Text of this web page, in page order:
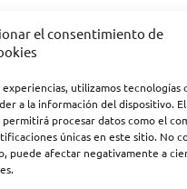
el consentimiento de
utilizamos tecnologías
a la información del dispositivo.
permitirá procesar datos como el
únicas en este sitio. No
puede afectar negativamente a
de Empleo, Empresa y
Andalucía, financiada por la
Emplea-T, para la inserción
en el ámbito de la
Línea 2. Incentivo a la
indefinidas ordinarias por
y a cualquier
parte de pymes.